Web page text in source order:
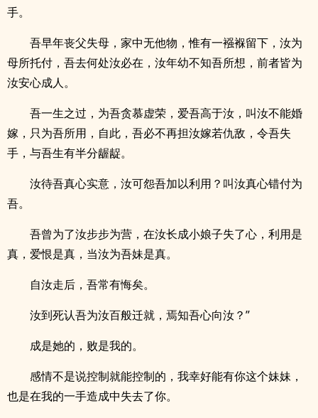
手。
吾早年丧父失母，家中无他物，惟有一襁褓留下，汝为
母所托付，吾去何处汝必在，汝年幼不知吾所想，前者皆为
汝安心成人。
吾一生之过，为吾贪慕虚荣，爱吾高于汝，叫汝不能婚
嫁，只为吾所用，自此，吾必不再担汝嫁若仇敌，令吾失
手，与吾生有半分龌龊。
汝待吾真心实意，汝可怨吾加以利用？叫汝真心错付为
吾。
吾曾为了汝步步为营，在汝长成小娘子失了心，利用是
真，爱恨是真，当汝为吾妹是真。
自汝走后，吾常有悔矣。
汝到死认吾为汝百般迁就，焉知吾心向汝？”
成是她的，败是我的。
感情不是说控制就能控制的，我幸好能有你这个妹妹，
也是在我的一手造成中失去了你。